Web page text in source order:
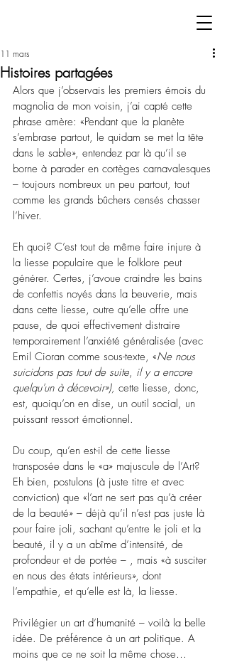
Histoires partagées
11 mars
Alors que j’observais les premiers émois du
magnolia de mon voisin, j’ai capté cette
phrase amère: «Pendant que la planète
s’embrase partout, le quidam se met la tête
dans le sable», entendez par là qu’il se
borne à parader en cortèges carnavalesques
– toujours nombreux un peu partout, tout
comme les grands bûchers censés chasser
l’hiver.
Eh quoi? C’est tout de même faire injure à
la liesse populaire que le folklore peut
générer. Certes, j’avoue craindre les bains
de confettis noyés dans la beuverie, mais
dans cette liesse, outre qu’elle offre une
pause, de quoi effectivement distraire
temporairement l’anxiété généralisée (avec
Emil Cioran comme sous-texte, «Ne nous
suicidons pas tout de suite, il y a encore
quelqu'un à décevoir»), cette liesse, donc,
est, quoiqu’on en dise, un outil social, un
puissant ressort émotionnel.
Du coup, qu’en est-il de cette liesse
transposée dans le «a» majuscule de l’Art?
Eh bien, postulons (à juste titre et avec
conviction) que «l’art ne sert pas qu’à créer
de la beauté» – déjà qu’il n’est pas juste là
pour faire joli, sachant qu’entre le joli et la
beauté, il y a un abîme d’intensité, de
profondeur et de portée – , mais «à susciter
en nous des états intérieurs», dont
l’empathie, et qu’elle est là, la liesse.
Privilégier un art d’humanité – voilà la belle
idée. De préférence à un art politique. A
moins que ce ne soit la même chose…